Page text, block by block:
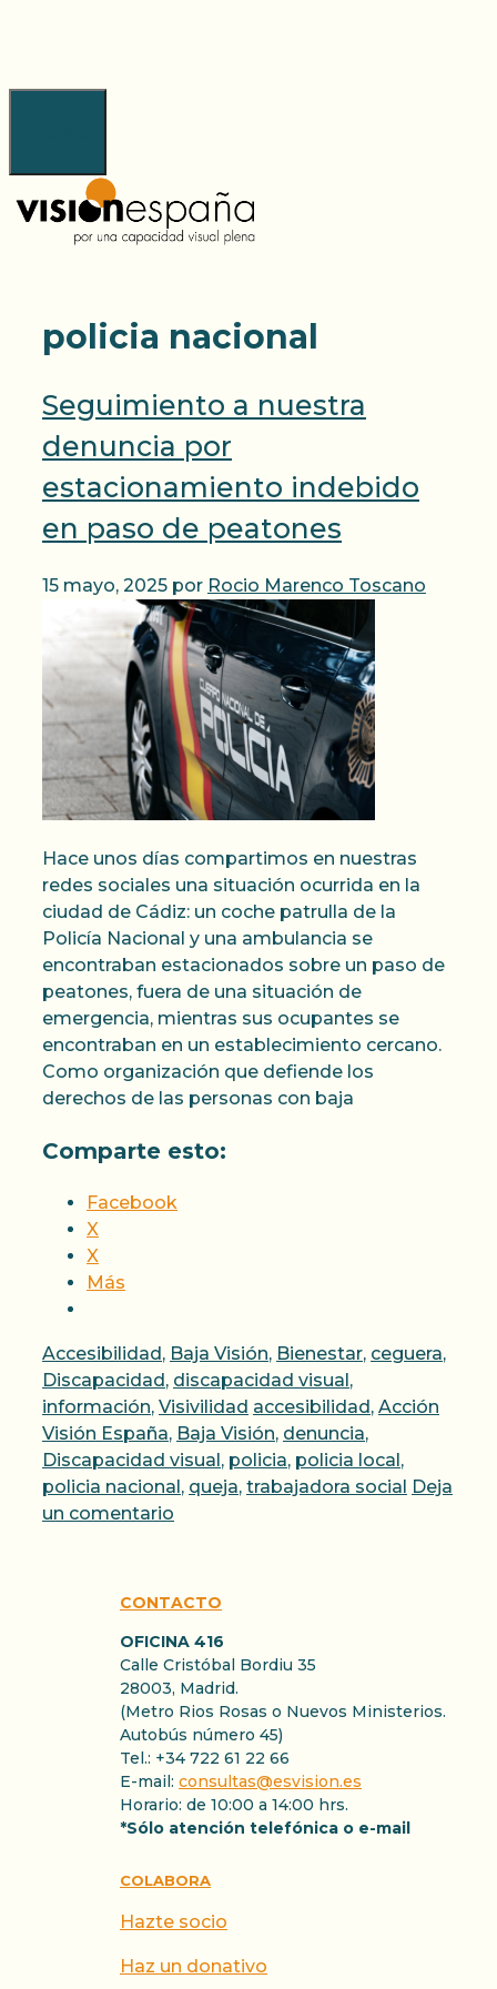
policia nacional
Seguimiento a nuestra
denuncia por
estacionamiento indebido
en paso de peatones
15 mayo, 2025 por Rocio Marenco Toscano
Hace unos días compartimos en nuestras
redes sociales una situación ocurrida en la
ciudad de Cádiz: un coche patrulla de la
Policía Nacional y una ambulancia se
encontraban estacionados sobre un paso de
peatones, fuera de una situación de
emergencia, mientras sus ocupantes se
encontraban en un establecimiento cercano.
Como organización que defiende los
derechos de las personas con baja
Comparte esto:
Facebook
X
X
Más
Categorías
Accesibilidad, Baja Visión, Bienestar, ceguera,
Discapacidad, discapacidad visual,
información, Visivilidad Etiquetas
accesibilidad, Acción
Visión España, Baja Visión, denuncia,
Discapacidad visual, policia, policia local,
policia nacional, queja, trabajadora social Deja
un comentario
CONTACTO
OFICINA 416
Calle Cristóbal Bordiu 35
28003, Madrid.
(Metro Rios Rosas o Nuevos Ministerios.
Autobús número 45)
Tel.: +34 722 61 22 66
E-mail: consultas@esvision.es
Horario: de 10:00 a 14:00 hrs.
*Sólo atención telefónica o e-mail
COLABORA
Hazte socio
Haz un donativo